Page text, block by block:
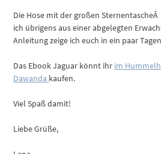
Die Hose mit der großen
ich übrigens aus einer abgelegten
Anleitung zeige ich euch in ein paar
Das Ebook Jaguar könnt ihr im
Dawanda kaufen.
Viel Spaß damit!
Liebe Grüße,